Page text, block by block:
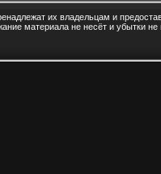
их владельцам и
материала не несёт и убытки